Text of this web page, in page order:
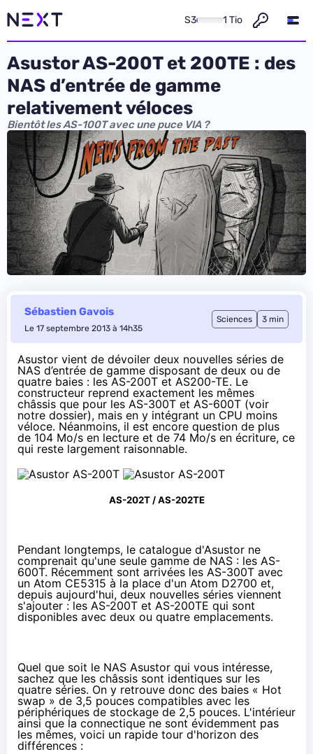
S3 1 Tio
Asustor AS-200T et 200TE : des
NAS d’entrée de gamme
relativement véloces
Bientôt les AS-100T avec une puce VIA ?
Sébastien Gavois
Le 17 septembre 2013 à 14h35
Sciences 3 min
Asustor vient de dévoiler deux nouvelles séries de
NAS d’entrée de gamme disposant de deux ou de
quatre baies : les AS-200T et AS200-TE. Le
constructeur reprend exactement les mêmes
châssis que pour les AS-300T et AS-600T (voir
notre dossier), mais en y intégrant un CPU moins
véloce. Néanmoins, il est encore question de plus
de 104 Mo/s en lecture et de 74 Mo/s en écriture, ce
qui reste largement raisonnable.
AS-202T / AS-202TE
Pendant longtemps, le catalogue d'Asustor ne
comprenait qu'une seule gamme de NAS : les AS-
600T. Récemment sont arrivées les AS-300T avec
un Atom CE5315 à la place d'un Atom D2700 et,
depuis aujourd'hui, deux nouvelles séries viennent
s'ajouter : les AS-200T et AS-200TE qui sont
disponibles avec deux ou quatre emplacements.
Quel que soit le NAS Asustor qui vous intéresse,
sachez que les châssis sont identiques sur les
quatre séries. On y retrouve donc des baies « Hot
swap » de 3,5 pouces compatibles avec les
périphériques de stockage de 2,5 pouces. L'intérieur
ainsi que la connectique ne sont évidemment pas
les mêmes, voici un rapide tour d'horizon des
différences :